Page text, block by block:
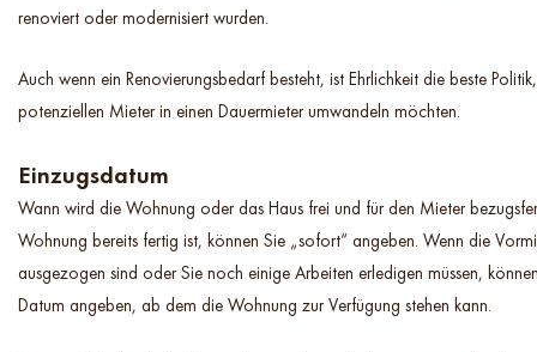
renoviert oder modernisiert wurden.
Auch wenn ein Renovierungsbedarf besteht, ist Ehrlichkeit die beste
potenziellen Mieter in einen Dauermieter umwandeln möchten.
Einzugsdatum
Wann wird die Wohnung oder das Haus frei und für den Mieter
Wohnung bereits fertig ist, können Sie „sofort“ angeben. Wenn die
ausgezogen sind oder Sie noch einige Arbeiten erledigen müssen,
Datum angeben, ab dem die Wohnung zur Verfügung stehen kann.